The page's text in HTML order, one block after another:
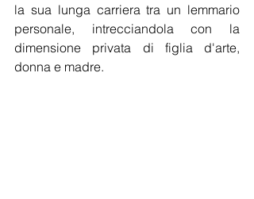
la sua lunga carriera tra un lemmario
personale, intrecciandola con la
dimensione privata di figlia d'arte,
donna e madre.